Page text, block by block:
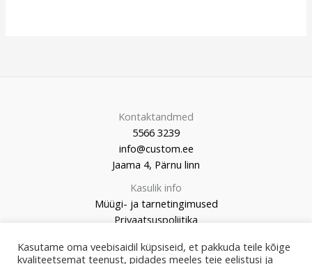
Kontaktandmed
5566 3239
info@custom.ee
Jaama 4, Pärnu linn
Kasulik info
Müügi- ja tarnetingimused
Privaatsuspoliitika
Kasutame oma veebisaidil küpsiseid, et pakkuda teile kõige
kvaliteetsemat teenust, pidades meeles teie eelistusi ja